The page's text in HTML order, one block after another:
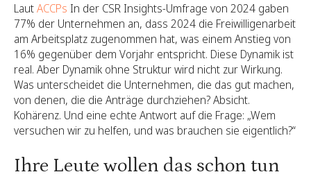
LautACCPs In der CSR Insights-Umfrage von 2024 gaben
77% der Unternehmen an, dass 2024 die Freiwilligenarbeit
am Arbeitsplatz zugenommen hat, was einem Anstieg von
16% gegenüber dem Vorjahr entspricht. Diese Dynamik ist
real. Aber Dynamik ohne Struktur wird nicht zur Wirkung.
Was unterscheidet die Unternehmen, die das gut machen,
von denen, die die Anträge durchziehen? Absicht.
Kohärenz. Und eine echte Antwort auf die Frage: „Wem
versuchen wir zu helfen, und was brauchen sie eigentlich?“
Ihre Leute wollen das schon tun